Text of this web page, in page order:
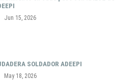
Jun 15, 2026
SOLDADOR ADEEPI
May 18, 2026